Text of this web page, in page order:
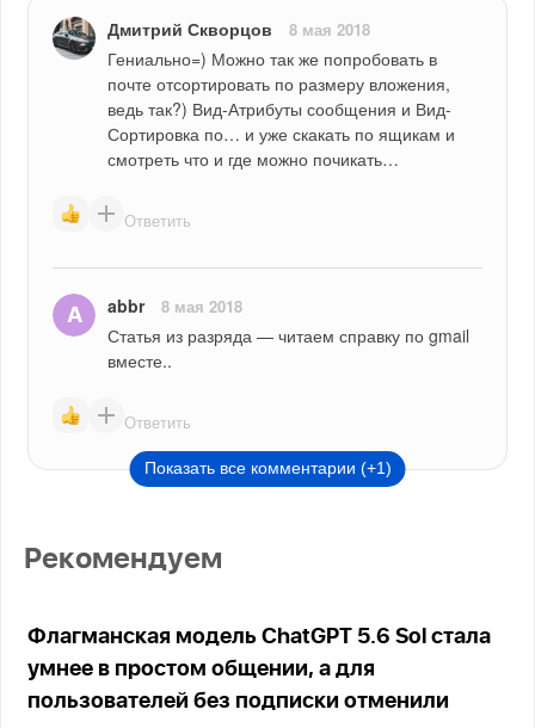
Дмитрий Скворцов 8 мая 2018
Гениально=) Можно так же попробовать в
почте отсортировать по размеру вложения,
ведь так?) Вид-Атрибуты сообщения и Вид-
Сортировка по… и уже скакать по ящикам и
смотреть что и где можно почикать…
Ответить
abbr 8 мая 2018
Статья из разряда — читаем справку по gmail
вместе..
Ответить
Показать все комментарии (+1)
Рекомендуем
Флагманская модель ChatGPT 5.6 Sol стала
умнее в простом общении, а для
пользователей без подписки отменили